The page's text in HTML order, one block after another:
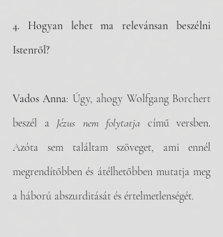
4. Hogyan lehet ma relevánsan beszélni
Istenről?
Vados Anna: Úgy, ahogy Wolfgang Borchert
beszél a Jézus nem folytatja című versben.
Azóta sem találtam szöveget, ami ennél
megrendítőbben és átélhetőbben mutatja meg
a háború abszurditását és értelmetlenségét.